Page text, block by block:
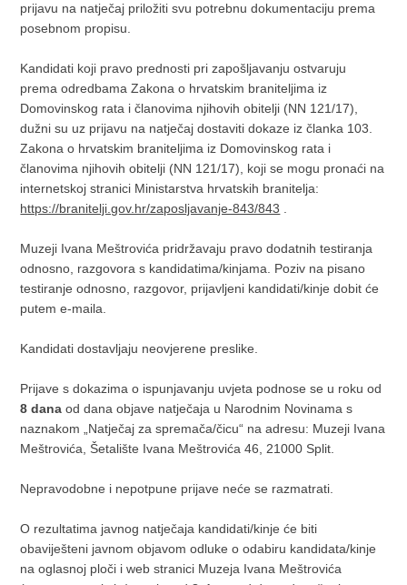
prijavu na natječaj priložiti svu potrebnu dokumentaciju prema
posebnom propisu.
Kandidati koji pravo prednosti pri zapošljavanju ostvaruju
prema odredbama Zakona o hrvatskim braniteljima iz
Domovinskog rata i članovima njihovih obitelji (NN 121/17),
dužni su uz prijavu na natječaj dostaviti dokaze iz članka 103.
Zakona o hrvatskim braniteljima iz Domovinskog rata i
članovima njihovih obitelji (NN 121/17), koji se mogu pronaći na
internetskoj stranici Ministarstva hrvatskih branitelja:
https://branitelji.gov.hr/zaposljavanje-843/843
Muzeji Ivana Meštrovića pridržavaju pravo dodatnih testiranja
odnosno, razgovora s kandidatima/kinjama. Poziv na pisano
testiranje odnosno, razgovor, prijavljeni kandidati/kinje dobit će
putem e-maila.
Kandidati dostavljaju neovjerene preslike.
Prijave s dokazima o ispunjavanju uvjeta podnose se u roku od
8 dana od dana objave natječaja u Narodnim Novinama s
naznakom „Natječaj za spremača/čicu“ na adresu: Muzeji Ivana
Meštrovića, Šetalište Ivana Meštrovića 46, 21000 Split.
Nepravodobne i nepotpune prijave neće se razmatrati.
O rezultatima javnog natječaja kandidati/kinje će biti
obaviješteni javnom objavom odluke o odabiru kandidata/kinje
na oglasnoj ploči i web stranici Muzeja Ivana Meštrovića